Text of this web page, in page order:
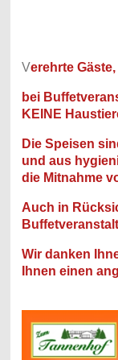
Verehrte Gäste,
bei
KEINE
Die Speisen
und aus
die Mitnahme
Auch in
Wir danken
Ihnen einen